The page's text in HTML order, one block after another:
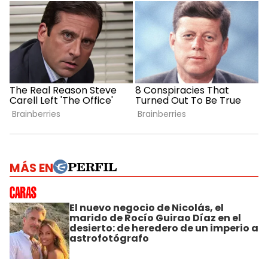
MÁS EN
El nuevo negocio de Nicolás, el
marido de Rocío Guirao Díaz en el
desierto: de heredero de un imperio a
astrofotógrafo